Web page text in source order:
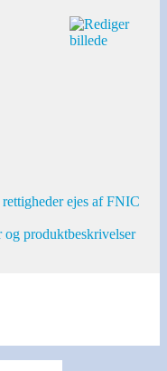
ejes af FNIC
produktbeskrivelser